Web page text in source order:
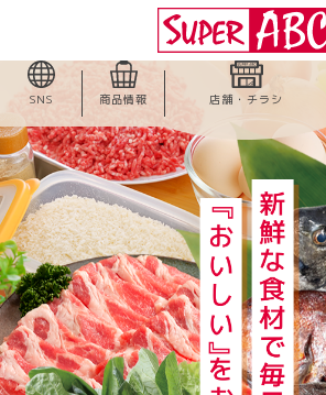
SNS 商品情報 店舗・チラシ